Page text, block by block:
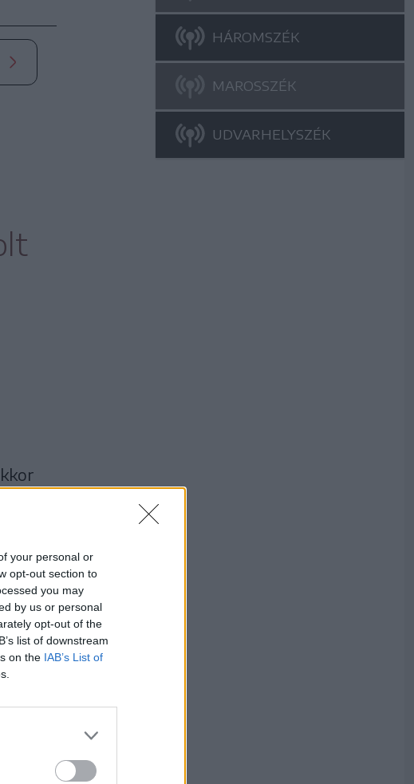
your personal or
opt-out section to
you may
by us or personal
opt-out of the
list of downstream
on the IAB’s List of
HÁROMSZÉK
MAROSSZÉK
UDVARHELYSZÉK